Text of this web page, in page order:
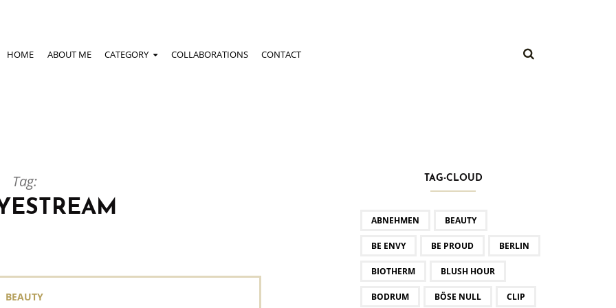
HOME ABOUT ME CATEGORY COLLABORATIONS CONTACT
Tag:
BEAUTY
TAG-CLOUD
ABNEHMEN BEAUTY
BE ENVY BE PROUD BERLIN
BIOTHERM BLUSH HOUR
BODRUM BÖSE NULL CLIP